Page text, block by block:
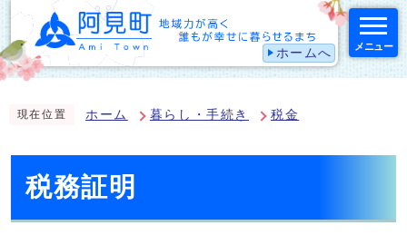
ホームへ メニュー
現在位置 ホーム 暮らし・手続き 税金
税務証明